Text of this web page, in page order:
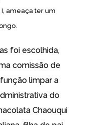
ameaça ter um
foi escolhida,
comissão de
limpar a
do
Chaouqui